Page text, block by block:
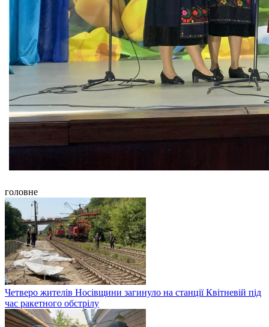
головне
Четверо жителів Носівщини загинуло на станції Квітневій під
час ракетного обстрілу